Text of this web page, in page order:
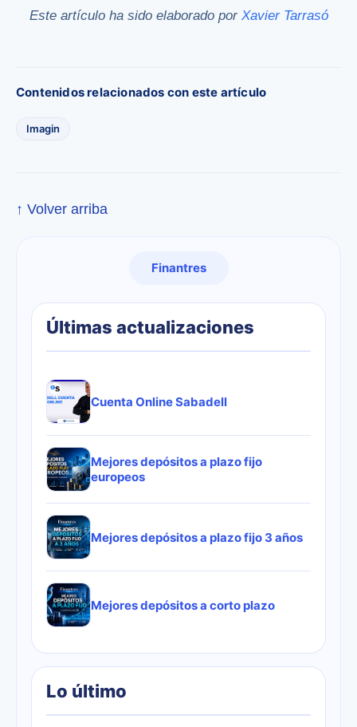
Este artículo ha sido elaborado por Xavier Tarrasó
Contenidos relacionados con este artículo
Imagin
↑ Volver arriba
Finantres
Últimas actualizaciones
Cuenta Online Sabadell
Mejores depósitos a plazo fijo
europeos
Mejores depósitos a plazo fijo 3 años
Mejores depósitos a corto plazo
Lo último